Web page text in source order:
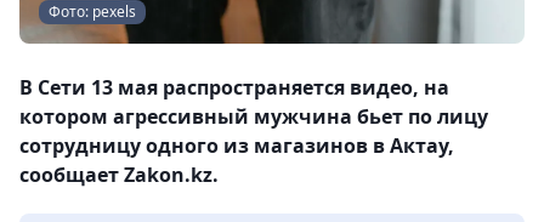
Фото: pexels
В Сети 13 мая распространяется видео, на
котором агрессивный мужчина бьет по лицу
сотрудницу одного из магазинов в Актау,
сообщает Zakon.kz.